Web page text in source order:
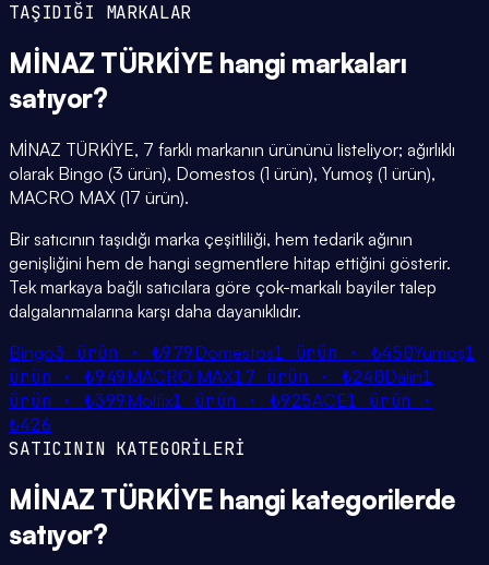
TAŞIDIĞI MARKALAR
MİNAZ TÜRKİYE hangi markaları
satıyor?
MİNAZ TÜRKİYE, 7 farklı markanın ürününü listeliyor; ağırlıklı
olarak Bingo (3 ürün), Domestos (1 ürün), Yumoş (1 ürün),
MACRO MAX (17 ürün).
Bir satıcının taşıdığı marka çeşitliliği, hem tedarik ağının
genişliğini hem de hangi segmentlere hitap ettiğini gösterir.
Tek markaya bağlı satıcılara göre çok-markalı bayiler talep
dalgalanmalarına karşı daha dayanıklıdır.
Bingo3 ürün · ₺979Domestos1 ürün · ₺450Yumoş1
ürün · ₺949MACRO MAX17ürün · ₺240Dalin1
ürün · ₺399Molfix1 ürün · ₺925ACE1 ürün ·
₺426
SATICININ KATEGORİLERİ
MİNAZ TÜRKİYE hangi kategorilerde
satıyor?